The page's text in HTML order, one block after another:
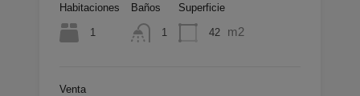
Habitaciones
1
Baños
1
Superficie
42 m2
Venta